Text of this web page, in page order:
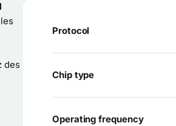
des
Protocol
Chip type
Operating frequency